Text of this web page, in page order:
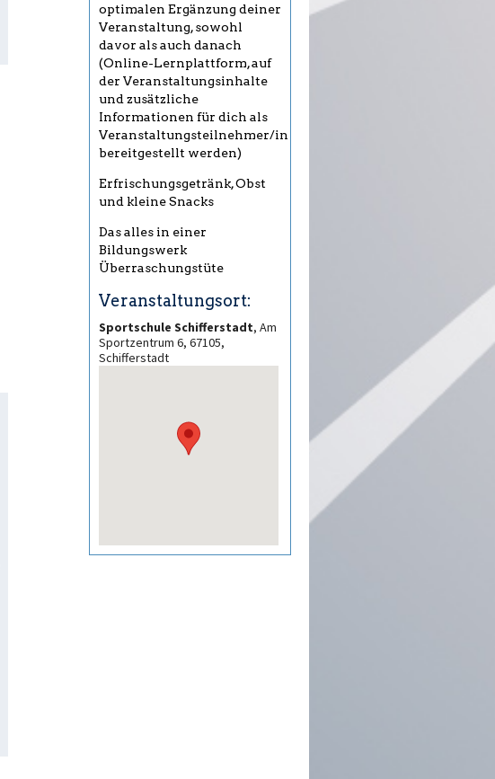
optimalen Ergänzung deiner
Veranstaltung, sowohl
davor als auch danach
(Online-Lernplattform, auf
der Veranstaltungsinhalte
und zusätzliche
Informationen für dich als
Veranstaltungsteilnehmer/in
bereitgestellt werden)
Erfrischungsgetränk, Obst
und kleine Snacks
Das alles in einer
Bildungswerk
Überraschungstüte
Veranstaltungsort:
Sportschule Schifferstadt, Am
Sportzentrum 6, 67105,
Schifferstadt